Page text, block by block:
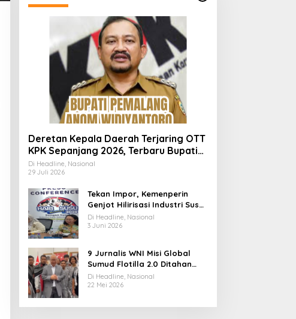
Deretan Kepala Daerah Terjaring OTT
KPK Sepanjang 2026, Terbaru Bupati
Pemalang Anom Widiyantoro
Di Headline, Nasional
29 Juli 2026
Tekan Impor, Kemenperin
Genjot Hilirisasi Industri Susu
Lewat Momen Hari Susu
Nusantara 2026
Di Headline, Nasional
3 Juni 2026
9 Jurnalis WNI Misi Global
Sumud Flotilla 2.0 Ditahan
Militer Israel, Kini Dibebaskan
dan Dievakuasi ke Istanbul
Di Headline, Nasional
22 Mei 2026